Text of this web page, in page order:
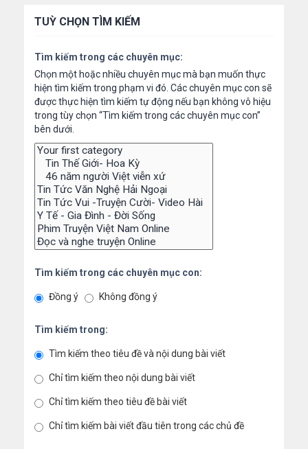
TUỲ CHỌN TÌM KIẾM
Tìm kiếm trong các chuyên mục:
Chọn một hoặc nhiều chuyên mục mà bạn muốn thực
hiện tìm kiếm trong phạm vi đó. Các chuyên mục con sẽ
được thực hiện tìm kiếm tự động nếu bạn không vô hiệu
trong tùy chọn “Tìm kiếm trong các chuyên mục con”
bên dưới.
Tìm kiếm trong các chuyên mục con:
Đồng ý Không đồng ý
Tìm kiếm trong:
Tìm kiếm theo tiêu đề và nội dung bài viết
Chỉ tìm kiếm theo nội dung bài viết
Chỉ tìm kiếm theo tiêu đề bài viết
Chỉ tìm kiếm bài viết đầu tiên trong các chủ đề